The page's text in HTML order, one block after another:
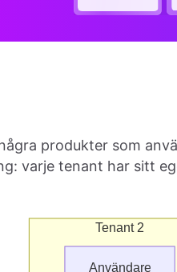
produkter som
varje tenant har sitt